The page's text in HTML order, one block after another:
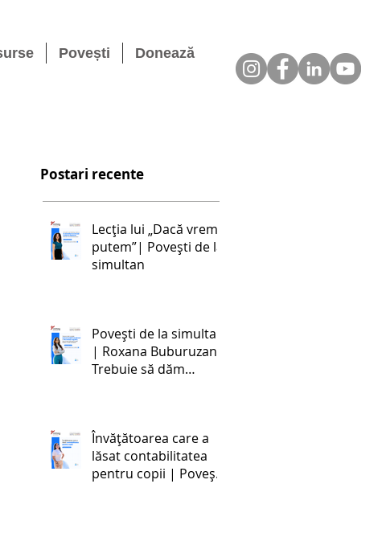
Povești Donează
Postari recente
Lecția lui „Dacă vrem,
putem”| Povești de la
simultan
Povești de la simultan
| Roxana Buburuzan:
Trebuie să dăm
ceea ce este foarte
greu în zilele noastre,
cu toate schimbările.
Învățătoarea care a
lăsat contabilitatea
pentru copii | Povești